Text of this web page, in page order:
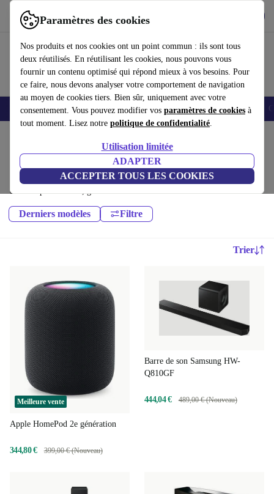
Paramètres des cookies
Nos produits et nos cookies ont un point commun : ils sont tous
deux réutilisés. En réutilisant les cookies, nous pouvons vous
fournir un contenu optimisé qui répond mieux à vos besoins. Pour
ce faire, nous devons analyser votre comportement de navigation
au moyen de cookies tiers. Bien sûr, uniquement avec votre
consentement. Vous pouvez modifier vos paramètres de cookies à
tout moment. Lisez notre politique de confidentialité.
Utilisation limitée
ADAPTER
ACCEPTER TOUS LES COOKIES
Utilisez refurbed rapidement et facilement
Smartphones Laptops Tablettes Montres connectées Accessoires
Haut-parleurs:
Haut-parleurs reconditionnés de haute qualité et à prix avantageux. Le
choix le plus durable, garanti 12 mois minimum
Derniers modèles Filtre
Trier
Meilleure vente
Apple HomePod 2e génération
344,80 € 399,00 € (Nouveau)
Barre de son Samsung HW-
Q810GF
444,04 € 489,00 € (Nouveau)